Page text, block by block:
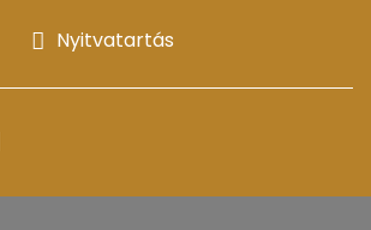
Nyitvatartás